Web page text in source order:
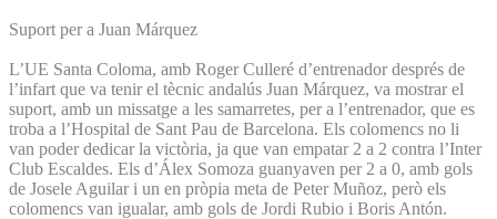
Suport per a Juan Márquez
L’UE Santa Coloma, amb Roger Culleré d’entrenador després de
l’infart que va tenir el tècnic andalús Juan Márquez, va mostrar el
suport, amb un missatge a les samarretes, per a l’entrenador, que es
troba a l’Hospital de Sant Pau de Barcelona. Els colomencs no li
van poder dedicar la victòria, ja que van empatar 2 a 2 contra l’Inter
Club Escaldes. Els d’Álex Somoza guanyaven per 2 a 0, amb gols
de Josele Aguilar i un en pròpia meta de Peter Muñoz, però els
colomencs van igualar, amb gols de Jordi Rubio i Boris Antón.